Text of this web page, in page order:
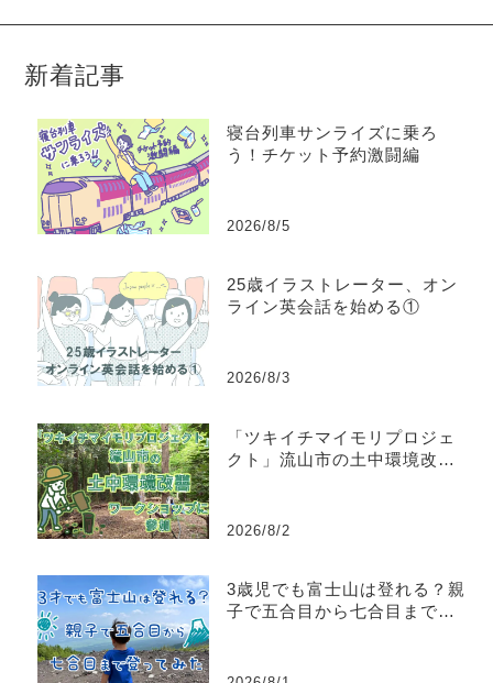
新着記事
寝台列車サンライズに乗ろ
う！チケット予約激闘編
2026/8/5
25歳イラストレーター、オン
ライン英会話を始める①
2026/8/3
「ツキイチマイモリプロジェ
クト」流山市の土中環境改善
2026/8/2
3歳児でも富士山は登れる？親
子で五合目から七合目まで登